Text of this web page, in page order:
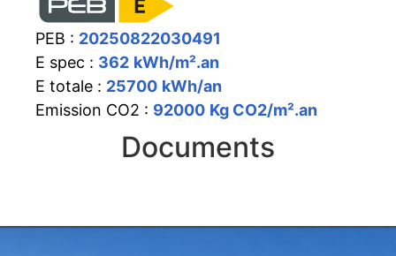
PEB : 20250822030491
E spec : 362 kWh/m².an
E totale : 25700 kWh/an
Emission CO2 : 92000 Kg CO2/m².an
Documents